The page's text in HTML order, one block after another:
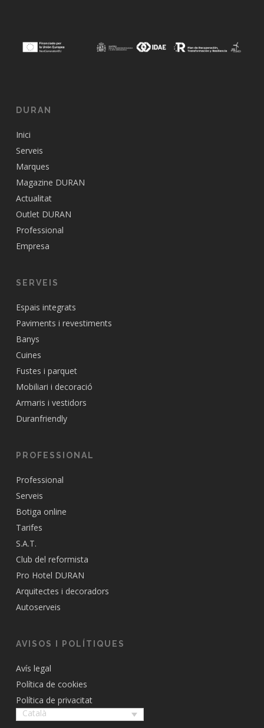
DURAN
Inici
Serveis
Marques
Magazine DURAN
Actualitat
Outlet DURAN
Professional
Empresa
SERVEIS
Espais integrats
Paviments i revestiments
Banys
Cuines
Fustes i parquet
Mobiliari i decoració
Armaris i vestidors
Duranfriendly
PROFESSIONAL
Professional
Serveis
Botiga online
Tarifes
S.A.T.
Club del reformista
Pro Hotel DURAN
Arquitectes i decoradors
Autoserveis
AVISOS I POLÍTIQUES
Avís legal
Política de cookies
Política de privacitat
Català